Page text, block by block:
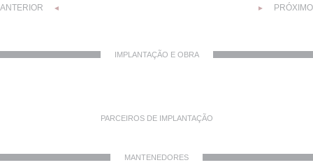
ANTERIOR ◄ ► PRÓXIMO
IMPLANTAÇÃO E OBRA
PARCEIROS DE IMPLANTAÇÃO
MANTENEDORES